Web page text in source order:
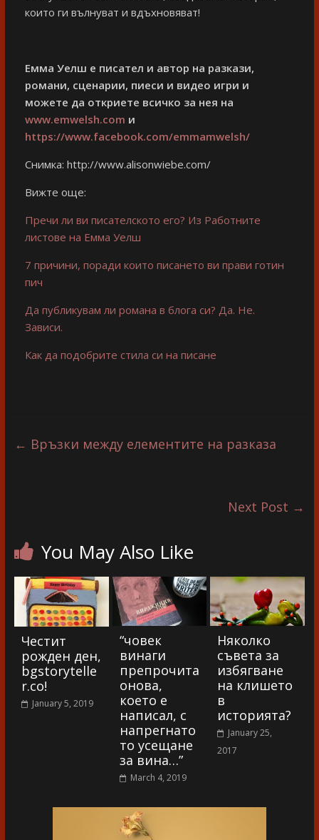
които ги вълнуват и вдъхновяват!
Емма Уелш е писател и автор на разкази,
романи, сценарии, пиеси и видео игри и
можете да откриете всичко за нея на
www.emwelsh.com и
https://www.facebook.com/emmamwelsh/
Снимка: http://www.alisonwiebe.com/
Вижте още:
Пречи ли ви писателското его? Из Работните
листове на Емма Уелш
7 причини, поради които писането ви прави готин
пич
Да публикувам ли романа в блога си? Да. Не.
Зависи.
Как да подобрите стила си на писане
← Връзки между елементите на разказа
Next Post →
You May Also Like
Честит
рожден ден,
bgstorytelle
r.co!
January 5, 2019
“човек
винаги
препрочита
онова,
което е
написал, с
напрегнато
то усещане
за вина…”
March 4, 2019
Няколко
съвета за
избягване
на клишето
в
историята?
January 25,
2017